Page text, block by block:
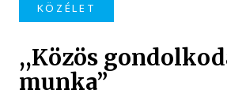
KÖZÉLET
,,Közös
munka”